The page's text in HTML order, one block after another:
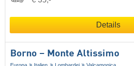
Details
Borno – Monte Altissimo